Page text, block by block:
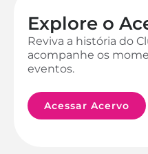
Explore o
Reviva a história do
acompanhe os
eventos.
Acessar Acervo